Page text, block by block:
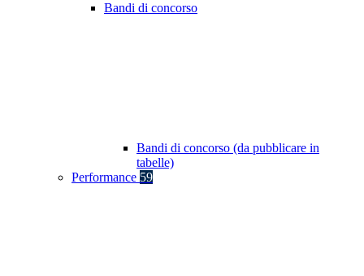
Bandi di concorso
Bandi di concorso (da pubblicare in
tabelle)
Performance 59